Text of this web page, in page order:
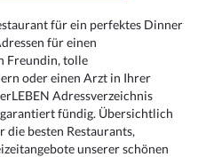
für ein perfektes Dinner
für einen
Freundin, tolle
oder einen Arzt in Ihrer
Adressverzeichnis
fündig. Übersichtlich
besten Restaurants,
unserer schönen